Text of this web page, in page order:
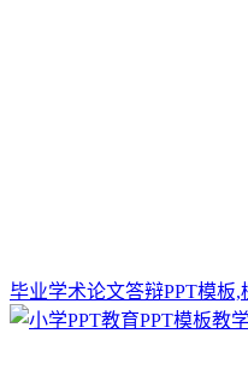
毕业学术论文答辩PPT模板,